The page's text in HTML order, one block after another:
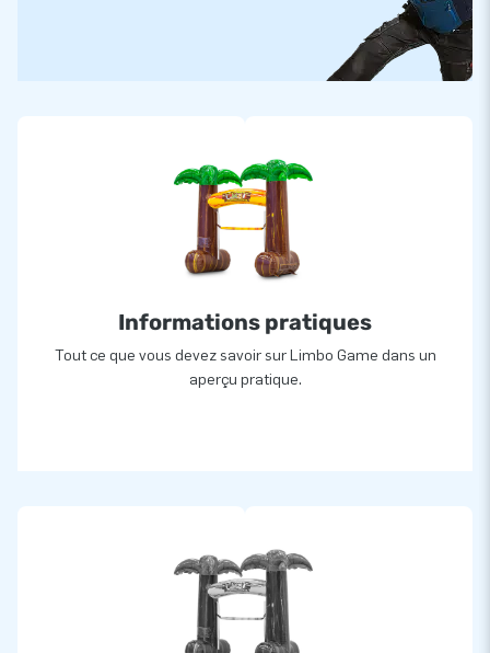
Informations pratiques
Tout ce que vous devez savoir sur Limbo Game dans un
aperçu pratique.